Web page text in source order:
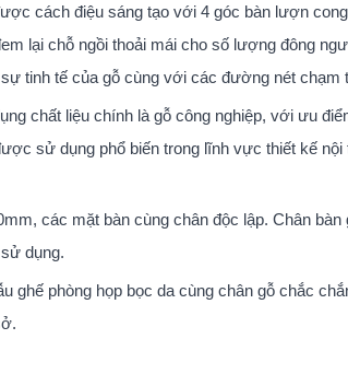
cách điệu sáng tạo với 4 góc bàn lượn
lại chỗ ngồi thoải mái cho số lượng đông
tinh tế của gỗ cùng với các đường nét chạm
chất liệu chính là gỗ công nghiệp, với ưu
sử dụng phổ biến trong lĩnh vực thiết kế
các mặt bàn cùng chân độc lập. Chân
dụng.
ghế phòng họp bọc da cùng chân gỗ chắc